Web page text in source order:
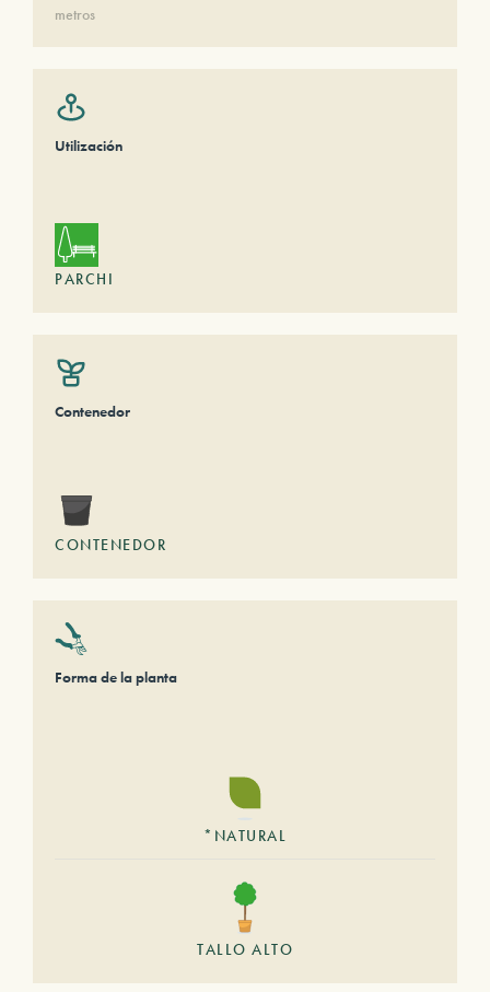
metros
Utilización
PARCHI
Contenedor
CONTENEDOR
Forma de la planta
*NATURAL
TALLO ALTO